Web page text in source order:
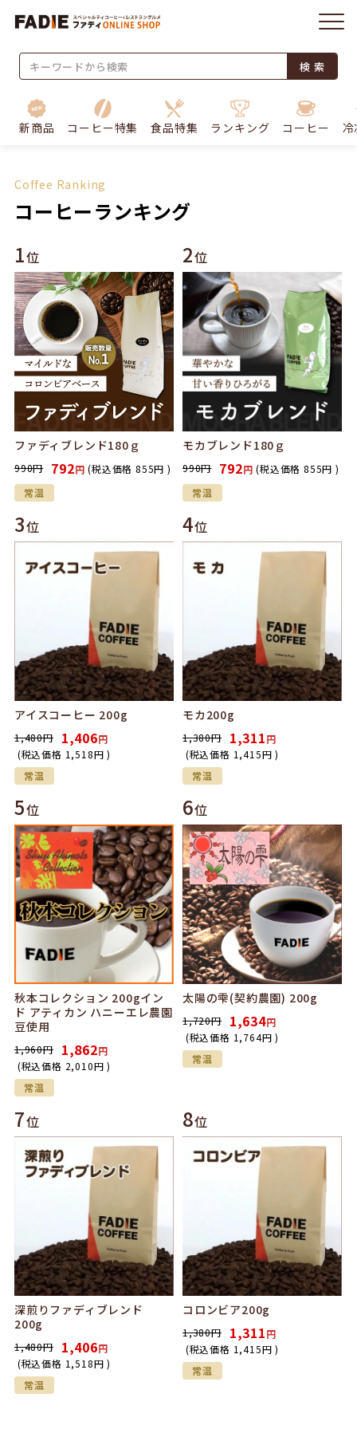
検 索
新商品 コーヒー特集 食品特集 ランキング コーヒー
Coffee Ranking
コーヒーランキング
1位
ファディブレンド180ｇ
990円 792円 (税込価格 855円 )
常温
2位
モカブレンド180ｇ
990円 792円 (税込価格 855円 )
常温
3位
アイスコーヒー 200g
1,480円 1,406円
(税込価格 1,518円 )
常温
4位
モカ200g
1,380円 1,311円
(税込価格 1,415円 )
常温
5位
秋本コレクション 200gイン
ド アティカン ハニーエレ農園
豆使用
1,960円 1,862円
(税込価格 2,010円 )
常温
6位
太陽の雫(契約農園) 200g
1,720円 1,634円
(税込価格 1,764円 )
常温
7位
深煎りファディブレンド
200g
1,480円 1,406円
(税込価格 1,518円 )
常温
8位
コロンビア200g
1,380円 1,311円
(税込価格 1,415円 )
常温